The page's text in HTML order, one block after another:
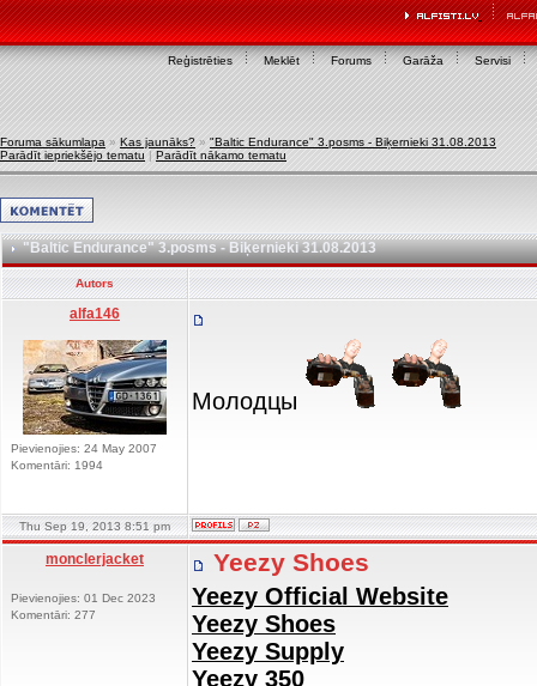
Reģistrēties Meklēt Forums Garāža Servisi
Foruma sākumlapa » Kas jaunāks? » "Baltic Endurance" 3.posms - Biķernieki 31.08.2013
Parādīt iepriekšējo tematu | Parādīt nākamo tematu
"Baltic Endurance" 3.posms - Biķernieki 31.08.2013
Autors
alfa146
Pievienojies: 24 May 2007
Komentāri: 1994
Молодцы
Thu Sep 19, 2013 8:51 pm
monclerjacket
Pievienojies: 01 Dec 2023
Komentāri: 277
Yeezy Shoes
Yeezy Official Website
Yeezy Shoes
Yeezy Supply
Yeezy 350